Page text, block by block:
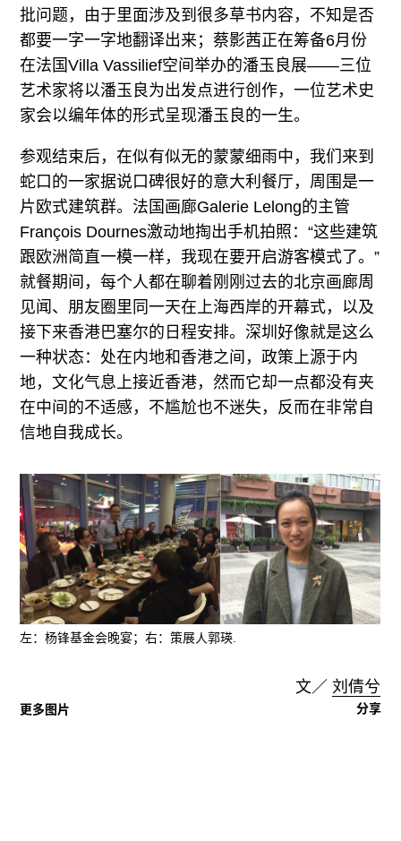
批问题，由于里面涉及到很多草书内容，不知是否
都要一字一字地翻译出来；蔡影茜正在筹备6月份
在法国Villa Vassilief空间举办的潘玉良展——三位
艺术家将以潘玉良为出发点进行创作，一位艺术史
家会以编年体的形式呈现潘玉良的一生。
参观结束后，在似有似无的蒙蒙细雨中，我们来到
蛇口的一家据说口碑很好的意大利餐厅，周围是一
片欧式建筑群。法国画廊Galerie Lelong的主管
François Dournes激动地掏出手机拍照：“这些建筑
跟欧洲简直一模一样，我现在要开启游客模式了。”
就餐期间，每个人都在聊着刚刚过去的北京画廊周
见闻、朋友圈里同一天在上海西岸的开幕式，以及
接下来香港巴塞尔的日程安排。深圳好像就是这么
一种状态：处在内地和香港之间，政策上源于内
地，文化气息上接近香港，然而它却一点都没有夹
在中间的不适感，不尴尬也不迷失，反而在非常自
信地自我成长。
左：杨锋基金会晚宴；右：策展人郭瑛.
文／ 刘倩兮
更多图片 分享